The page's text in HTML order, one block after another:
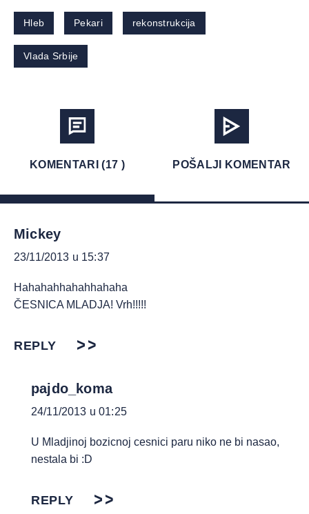
Hleb Pekari rekonstrukcija
Vlada Srbije
KOMENTARI (17 ) POŠALJI KOMENTAR
Mickey
23/11/2013 u 15:37
Hahahahhahahhahaha
ČESNICA MLADJA! Vrh!!!!!
REPLY
pajdo_koma
24/11/2013 u 01:25
U Mladjinoj bozicnoj cesnici paru niko ne bi nasao,
nestala bi :D
REPLY